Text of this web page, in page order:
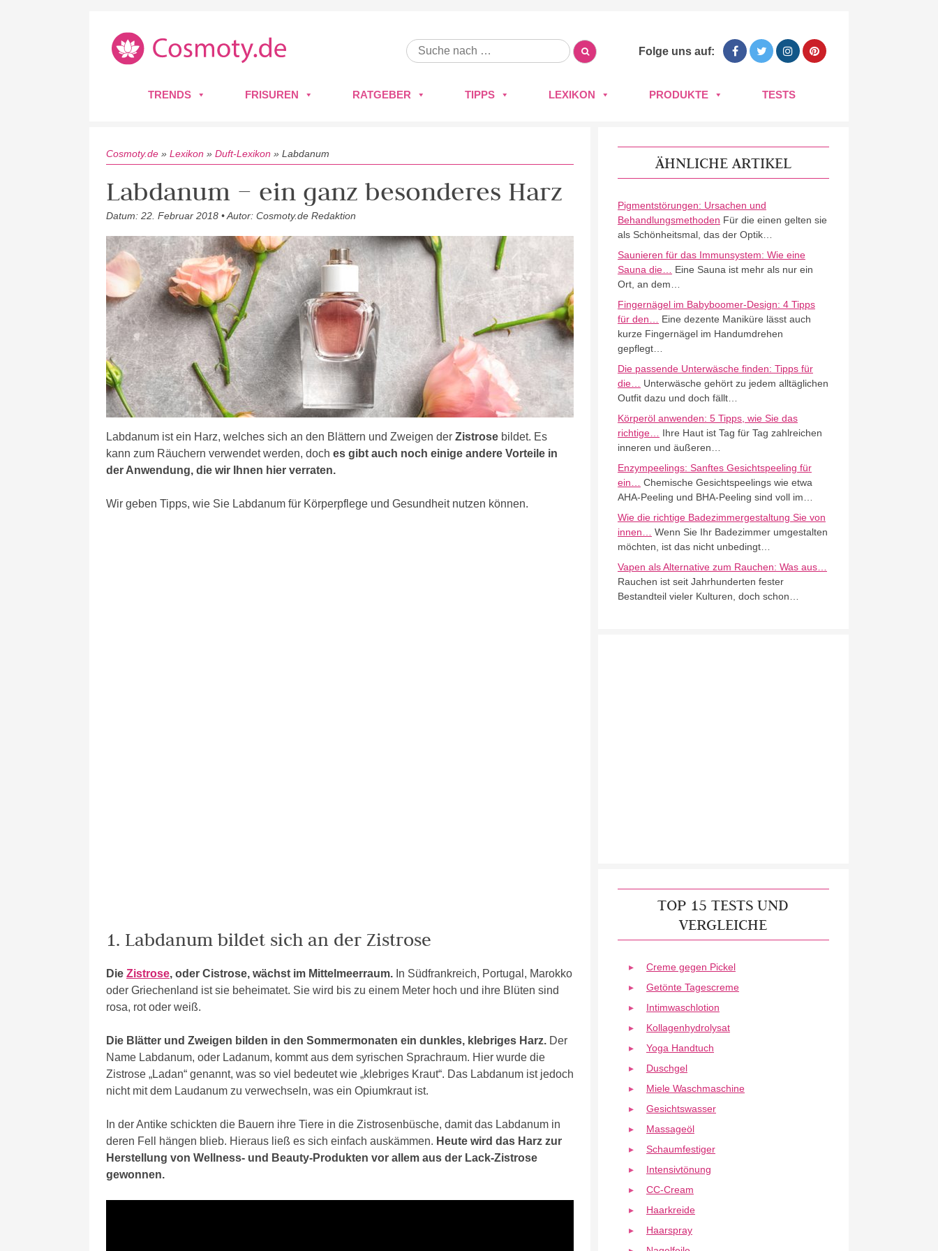
Folge uns auf:
TRENDS FRISUREN RATGEBER TIPPS LEXIKON PRODUKTE TESTS
Cosmoty.de » Lexikon » Duft-Lexikon » Labdanum
Labdanum – ein ganz besonderes Harz
Datum: 22. Februar 2018 • Autor: Cosmoty.de Redaktion
Labdanum ist ein Harz, welches sich an den Blättern und Zweigen der Zistrose bildet. Es
kann zum Räuchern verwendet werden, doch es gibt auch noch einige andere Vorteile in
der Anwendung, die wir Ihnen hier verraten.
Wir geben Tipps, wie Sie Labdanum für Körperpflege und Gesundheit nutzen können.
1. Labdanum bildet sich an der Zistrose
Die Zistrose, oder Cistrose, wächst im Mittelmeerraum. In Südfrankreich, Portugal, Marokko
oder Griechenland ist sie beheimatet. Sie wird bis zu einem Meter hoch und ihre Blüten sind
rosa, rot oder weiß.
Die Blätter und Zweigen bilden in den Sommermonaten ein dunkles, klebriges Harz. Der
Name Labdanum, oder Ladanum, kommt aus dem syrischen Sprachraum. Hier wurde die
Zistrose „Ladan“ genannt, was so viel bedeutet wie „klebriges Kraut“. Das Labdanum ist jedoch
nicht mit dem Laudanum zu verwechseln, was ein Opiumkraut ist.
In der Antike schickten die Bauern ihre Tiere in die Zistrosenbüsche, damit das Labdanum in
deren Fell hängen blieb. Hieraus ließ es sich einfach auskämmen. Heute wird das Harz zur
Herstellung von Wellness- und Beauty-Produkten vor allem aus der Lack-Zistrose
gewonnen.
ÄHNLICHE ARTIKEL
Pigmentstörungen: Ursachen und
Behandlungsmethoden Für die einen gelten sie
als Schönheitsmal, das der Optik…
Saunieren für das Immunsystem: Wie eine
Sauna die…
Eine Sauna ist mehr als nur ein
Ort, an dem…
Fingernägel im Babyboomer-Design: 4 Tipps
für den…
Eine dezente Maniküre lässt auch
kurze Fingernägel im Handumdrehen
gepflegt…
Die passende Unterwäsche finden: Tipps für
die…
Unterwäsche gehört zu jedem alltäglichen
Outfit dazu und doch fällt…
Körperöl anwenden: 5 Tipps, wie Sie das
richtige…
Ihre Haut ist Tag für Tag zahlreichen
inneren und äußeren…
Enzympeelings: Sanftes Gesichtspeeling für
ein…
Chemische Gesichtspeelings wie etwa
AHA-Peeling und BHA-Peeling sind voll im…
Wie die richtige Badezimmergestaltung Sie von
innen…
Wenn Sie Ihr Badezimmer umgestalten
möchten, ist das nicht unbedingt…
Vapen als Alternative zum Rauchen: Was aus…
Rauchen ist seit Jahrhunderten fester
Bestandteil vieler Kulturen, doch schon…
TOP 15 TESTS UND
VERGLEICHE
Creme gegen Pickel
Getönte Tagescreme
Intimwaschlotion
Kollagenhydrolysat
Yoga Handtuch
Duschgel
Miele Waschmaschine
Gesichtswasser
Massageöl
Schaumfestiger
Intensivtönung
CC-Cream
Haarkreide
Haarspray